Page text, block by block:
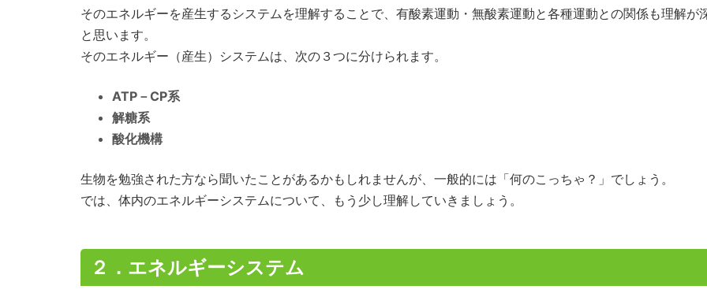
そのエネルギーを産生するシステムを理解することで、有酸素運動・無酸素運動と各種運動との関係も理解が
と思います。
そのエネルギー（産生）システムは、次の３つに分けられます。
ATP－CP系
解糖系
酸化機構
生物を勉強された方なら聞いたことがあるかもしれませんが、一般的には「何のこっちゃ？」でしょう。
では、体内のエネルギーシステムについて、もう少し理解していきましょう。
２．エネルギーシステム